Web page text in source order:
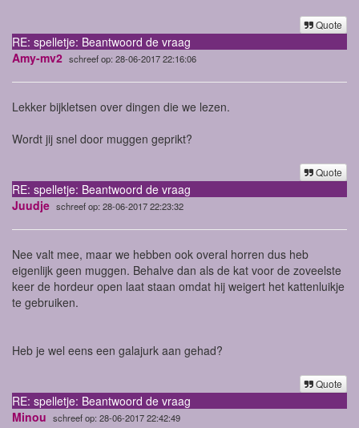
Quote
RE: spelletje: Beantwoord de vraag
Amy-mv2 schreef op: 28-06-2017 22:16:06
Lekker bijkletsen over dingen die we lezen.
Wordt jij snel door muggen geprikt?
Quote
RE: spelletje: Beantwoord de vraag
Juudje schreef op: 28-06-2017 22:23:32
Nee valt mee, maar we hebben ook overal horren dus heb
eigenlijk geen muggen. Behalve dan als de kat voor de zoveelste
keer de hordeur open laat staan omdat hij weigert het kattenluikje
te gebruiken.
Heb je wel eens een galajurk aan gehad?
Quote
RE: spelletje: Beantwoord de vraag
Minou schreef op: 28-06-2017 22:42:49